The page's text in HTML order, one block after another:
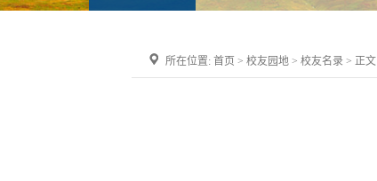
所在位置: 首页 > 校友园地 > 校友名录 > 正文